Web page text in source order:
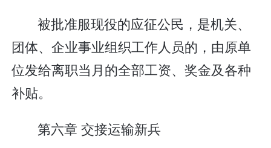
被批准服现役的应征公民，是机关、
团体、企业事业组织工作人员的，由原单
位发给离职当月的全部工资、奖金及各种
补贴。
第六章 交接运输新兵